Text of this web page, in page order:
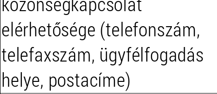
elérhetősége (telefonszám,
telefaxszám, ügyfélfogadás
helye, postacíme)